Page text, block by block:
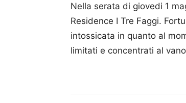
Nella serata di giovedi 1
Residence I Tre Faggi.
intossicata in quanto al
limitati e concentrati al